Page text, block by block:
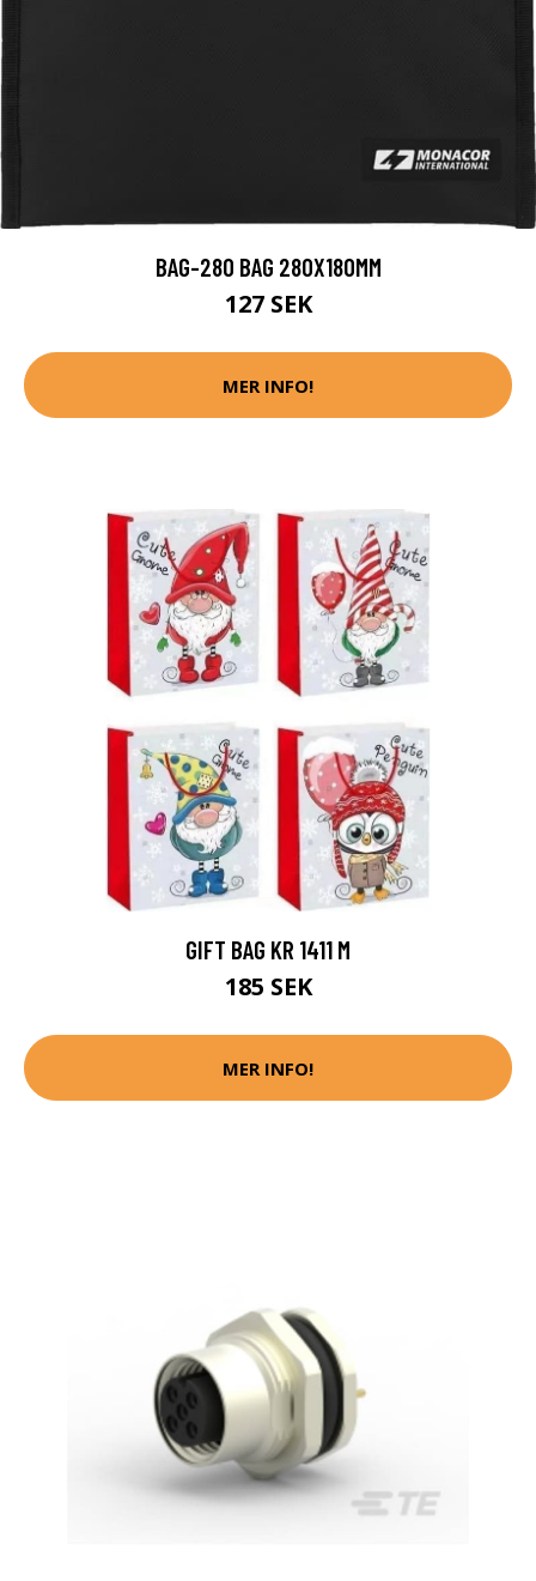
BAG-280 BAG 280X180MM
127 SEK
MER INFO!
GIFT BAG KR 1411 M
185 SEK
MER INFO!